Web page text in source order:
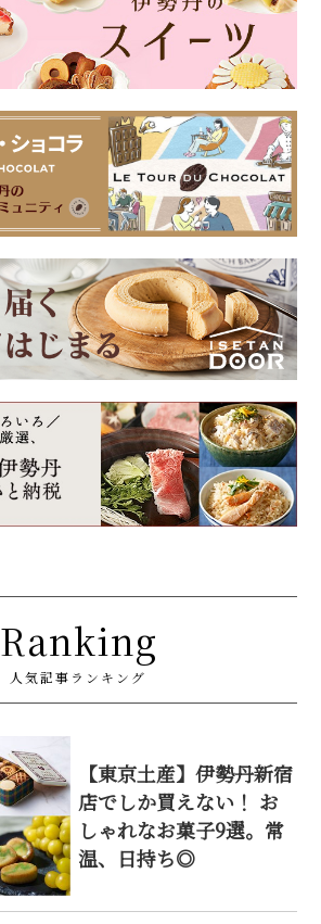
Ranking
人気記事ランキング
【東京土産】伊勢丹新宿
店でしか買えない！ お
しゃれなお菓子9選。常
温、日持ち◎